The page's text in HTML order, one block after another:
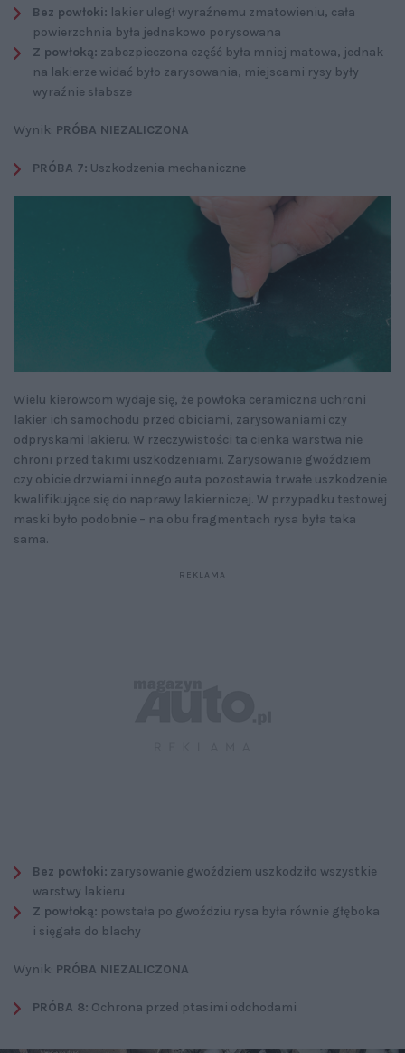
Bez powłoki: lakier uległ wyraźnemu zmatowieniu, cała
powierzchnia była jednakowo porysowana
Z powłoką: zabezpieczona część była mniej matowa, jednak
na lakierze widać było zarysowania, miejscami rysy były
wyraźnie słabsze
Wynik: PRÓBA NIEZALICZONA
PRÓBA 7: Uszkodzenia mechaniczne
Wielu kierowcom wydaje się, że powłoka ceramiczna uchroni
lakier ich samochodu przed obiciami, zarysowaniami czy
odpryskami lakieru. W rzeczywistości ta cienka warstwa nie
chroni przed takimi uszkodzeniami. Zarysowanie gwoździem
czy obicie drzwiami innego auta pozostawia trwałe uszkodzenie
kwalifikujące się do naprawy lakierniczej. W przypadku testowej
maski było podobnie – na obu fragmentach rysa była taka
sama.
Bez powłoki: zarysowanie gwoździem uszkodziło wszystkie
warstwy lakieru
Z powłoką: powstała po gwoździu rysa była równie głęboka
i sięgała do blachy
Wynik: PRÓBA NIEZALICZONA
PRÓBA 8: Ochrona przed ptasimi odchodami